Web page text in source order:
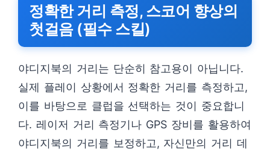
정확한 거리 측정, 스코어 향상의
첫걸음 (필수 스킬)
야디지북의 거리는 단순히 참고용이 아닙니다.
실제 플레이 상황에서 정확한 거리를 측정하고,
이를 바탕으로 클럽을 선택하는 것이 중요합니
다. 레이저 거리 측정기나 GPS 장비를 활용하여
야디지북의 거리를 보정하고, 자신만의 거리 데